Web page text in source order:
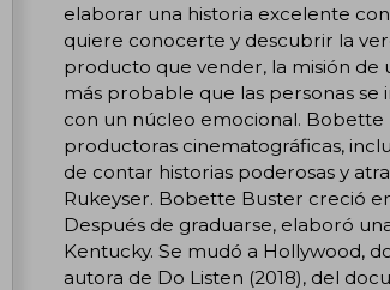
elaborar una historia excelente
quiere conocerte y descubrir la
producto que vender, la misión
más probable que las personas
con un núcleo emocional. Bobette
productoras cinematográficas,
de contar historias poderosas y
Rukeyser. Bobette Buster creció
Después de graduarse, elaboró
Kentucky. Se mudó a Hollywood,
autora de Do Listen (2018), del